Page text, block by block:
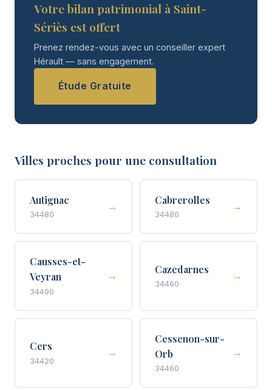
Votre bilan patrimonial à Saint-
Sériès est offert
Prenez rendez-vous avec un conseiller expert
Hérault — sans engagement.
Étude Gratuite
Villes proches pour une consultation
Autignac
34480
→
Cabrerolles
34480
→
Causses-et-
Veyran
34490
→
Cazedarnes
34460
→
Cers
34420
→
Cessenon-sur-
Orb
34460
→